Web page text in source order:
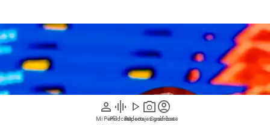
person
Mi Perfil
graphic_eq
Pódcast
play_arrow
Videos
photo_camera
Reportajes gráficos
account_circle
Suscríbete